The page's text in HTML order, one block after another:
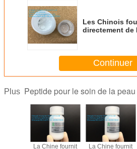
Les Chinois
directement de
Continuer
Plus Peptide pour le soin de la peau
La Chine fournit La Chine fournit